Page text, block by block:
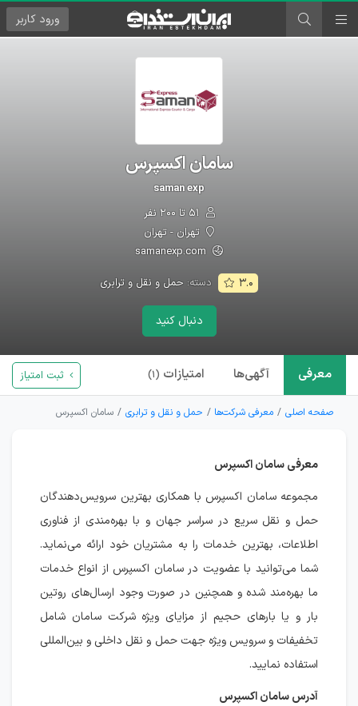
ورود کاربر
سامان اکسپرس
saman exp
تهران - تهران
۳.۰ دسته: حمل و نقل و ترابری
دنبال کنید
معرفی آگهی‌ها امتیازات (۱) ثبت امتیاز
صفحه اصلی معرفی شرکت‌ها حمل و نقل و ترابری سامان اکسپرس
معرفی سامان اکسپرس
مجموعه سامان اکسپرس با همکاری بهترین سرویس‌دهندگان
حمل و نقل سریع در سراسر جهان و با بهره‌مندی از فناوری
اطلاعات، بهترین خدمات را به مشتریان خود ارائه می‌نماید.
شما می‌توانید با عضویت در سامان اکسپرس از انواع خدمات
ما بهره‌مند شده و همچنین در صورت وجود ارسال‌های روتین
بار و یا بارهای حجیم از مزایای ویژه شرکت سامان شامل
تخفیفات و سرویس ویژه جهت حمل و نقل داخلی و بین‌المللی
استفاده نمایید.
آدرس سامان اکسپرس